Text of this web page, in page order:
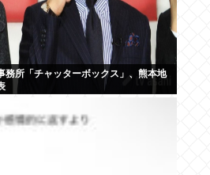
務所「チャッターボックス」、熊本地